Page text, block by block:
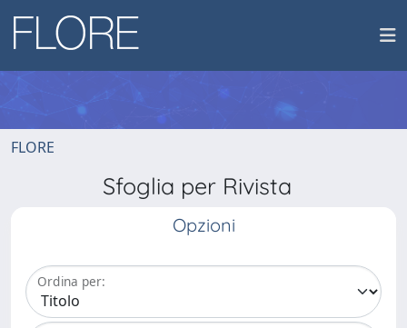
FLORE
Sfoglia per Rivista
Opzioni
Ordina per: